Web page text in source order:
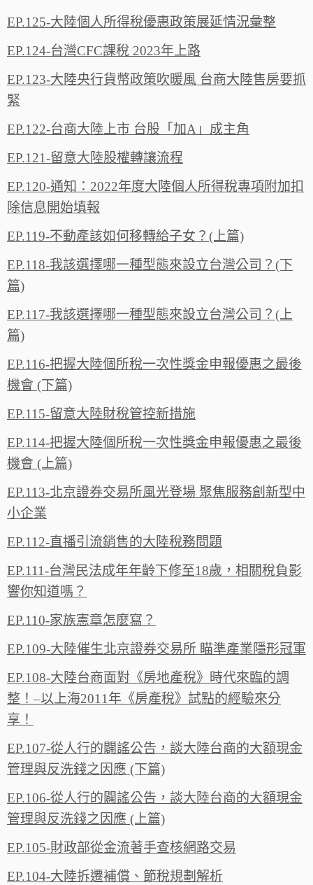
EP.125-大陸個人所得稅優惠政策展延情況彙整
EP.124-台灣CFC課稅 2023年上路
EP.123-大陸央行貨幣政策吹暖風 台商大陸售房要抓
緊
EP.122-台商大陸上市 台股「加A」成主角
EP.121-留意大陸股權轉讓流程
EP.120-通知：2022年度大陸個人所得稅專項附加扣
除信息開始填報
EP.119-不動產該如何移轉給子女？(上篇)
EP.118-我該選擇哪一種型態來設立台灣公司？(下
篇)
EP.117-我該選擇哪一種型態來設立台灣公司？(上
篇)
EP.116-把握大陸個所稅一次性獎金申報優惠之最後
機會 (下篇)
EP.115-留意大陸財稅管控新措施
EP.114-把握大陸個所稅一次性獎金申報優惠之最後
機會 (上篇)
EP.113-北京證券交易所風光登場 聚焦服務創新型中
小企業
EP.112-直播引流銷售的大陸稅務問題
EP.111-台灣民法成年年齡下修至18歲，相關稅負影
響你知道嗎？
EP.110-家族憲章怎麼寫？
EP.109-大陸催生北京證券交易所 瞄準產業隱形冠軍
EP.108-大陸台商面對《房地產稅》時代來臨的調
整！–以上海2011年《房產稅》試點的經驗來分
享！
EP.107-從人行的闢謠公告，談大陸台商的大額現金
管理與反洗錢之因應 (下篇)
EP.106-從人行的闢謠公告，談大陸台商的大額現金
管理與反洗錢之因應 (上篇)
EP.105-財政部從金流著手查核網路交易
EP.104-大陸拆遷補償、節稅規劃解析